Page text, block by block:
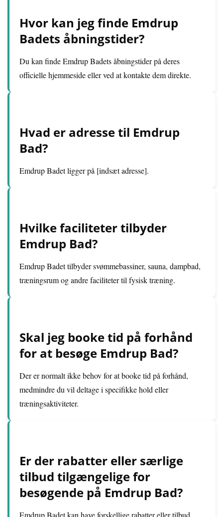
Hvor kan jeg finde Emdrup
Badets åbningstider?
Du kan finde Emdrup Badets åbningstider på deres
officielle hjemmeside eller ved at kontakte dem direkte.
Hvad er adresse til Emdrup
Bad?
Emdrup Badet ligger på [indsæt adresse].
Hvilke faciliteter tilbyder
Emdrup Bad?
Emdrup Badet tilbyder svømmebassiner, sauna, dampbad,
træningsrum og andre faciliteter til fysisk træning.
Skal jeg booke tid på forhånd
for at besøge Emdrup Bad?
Der er normalt ikke behov for at booke tid på forhånd,
medmindre du vil deltage i specifikke hold eller
træningsaktiviteter.
Er der rabatter eller særlige
tilbud tilgængelige for
besøgende på Emdrup Bad?
Emdrup Badet kan have forskellige rabatter eller tilbud